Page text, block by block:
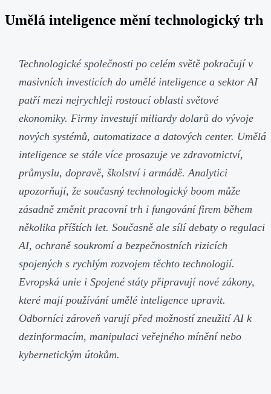
Umělá inteligence mění technologický trh
Technologické společnosti po celém světě pokračují v
masivních investicích do umělé inteligence a sektor AI
patří mezi nejrychleji rostoucí oblasti světové
ekonomiky. Firmy investují miliardy dolarů do vývoje
nových systémů, automatizace a datových center. Umělá
inteligence se stále více prosazuje ve zdravotnictví,
průmyslu, dopravě, školství i armádě. Analytici
upozorňují, že současný technologický boom může
zásadně změnit pracovní trh i fungování firem během
několika příštích let. Současně ale sílí debaty o regulaci
AI, ochraně soukromí a bezpečnostních rizicích
spojených s rychlým rozvojem těchto technologií.
Evropská unie i Spojené státy připravují nové zákony,
které mají používání umělé inteligence upravit.
Odborníci zároveň varují před možností zneužití AI k
dezinformacím, manipulaci veřejného mínění nebo
kybernetickým útokům.